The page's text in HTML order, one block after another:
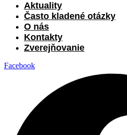
Aktuality
Často kladené otázky
O nás
Kontakty
Zverejňovanie
Facebook